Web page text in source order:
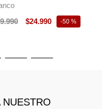
.990 $24.990 -50 %
NUESTRO